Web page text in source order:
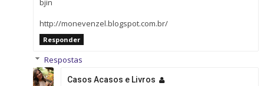
bjin
http://monevenzel.blogspot.com.br/
Responder
Respostas
Casos Acasos e Livros